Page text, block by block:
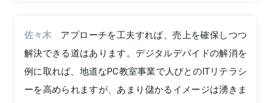
佐々木
アプローチを工夫すれば、売上を確保しつつ
解決できる道はあります。デジタルデバイドの解消を
例に取れば、地道なPC教室事業で人びとのITリテラシ
ーを高められますが、あまり儲かるイメージは湧きま